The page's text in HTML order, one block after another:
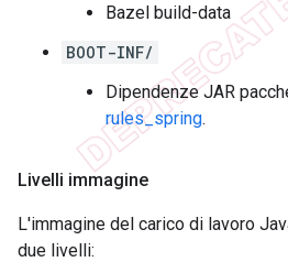
Bazel build-data
BOOT-INF/
Dipendenze JAR
rules_spring.
Livelli immagine
L'immagine del carico di lavoro
due livelli: